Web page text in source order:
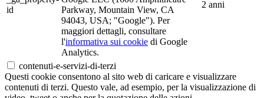
id
Parkway, Mountain View, CA
94043, USA; "Google"). Per
maggiori dettagli, consultare
l'informativa sui cookie di Google
Analytics.
2 anni
contenuti-e-servizi-di-terzi
Questi cookie consentono al sito web di caricare e visualizzare
contenuti di terzi. Questo vale, ad esempio, per la visualizzazione di